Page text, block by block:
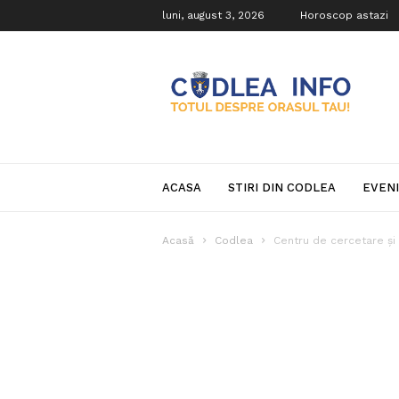
luni, august 3, 2026 Horoscop astazi
Info
ACASA STIRI DIN CODLEA
Acasă Codlea Centru de cercetare